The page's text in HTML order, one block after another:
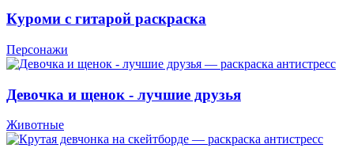
Куроми с гитарой раскраска
Персонажи
Девочка и щенок - лучшие друзья
Животные